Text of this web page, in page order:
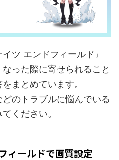
ツ エンドフィールド』
った際に寄せられること
まとめています。
のトラブルに悩んでいる
ください。
ィールドで画質設定